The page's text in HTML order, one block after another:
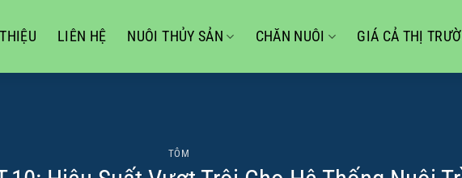
LIÊN HỆ NUÔI THỦY SẢN CHĂN NUÔI GIÁ CẢ THỊ
TÔM